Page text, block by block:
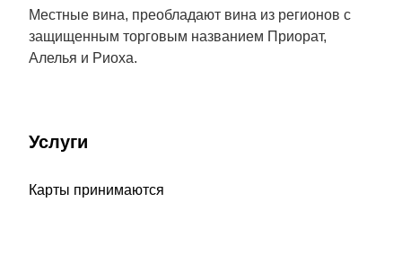
Местные вина, преобладают вина из регионов с
защищенным торговым названием Приорат,
Алелья и Риоха.
Услуги
Карты принимаются